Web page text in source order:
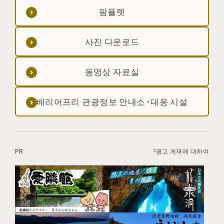
팜플렛
사진 다운로드
동영상 자료실
배리어프리 관광정보 안내소·대응 시설
PR 광고 게재에 대하여